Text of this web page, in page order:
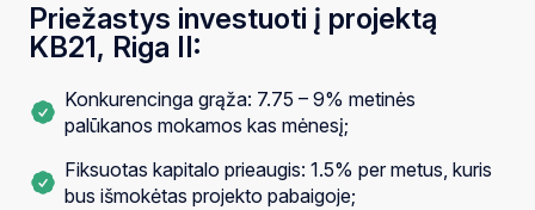
Priežastys investuoti į projektą
KB21, Riga II:
Konkurencinga grąža: 7.75 – 9% metinės
palūkanos mokamos kas mėnesį;
Fiksuotas kapitalo prieaugis: 1.5% per metus, kuris
bus išmokėtas projekto pabaigoje;